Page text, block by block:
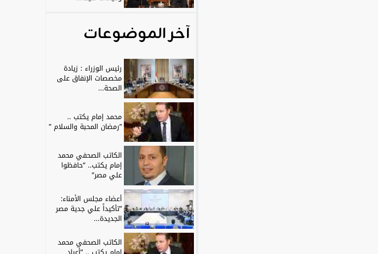
آخر الموضوعات
رئيس الوزراء : زيادة
مخصصات الإنفاق على
الصحة...
محمد إمام يكتب ..
”رمضان المحبة والسلام ”
الكاتب الصحفي محمد
إمام يكتب.. ”حافظوا
علي مصر”
أعضاء مجلس الأمناء:
”تأكيداً علي جدية مصر
الجديدة...
الكاتب الصحفي محمد